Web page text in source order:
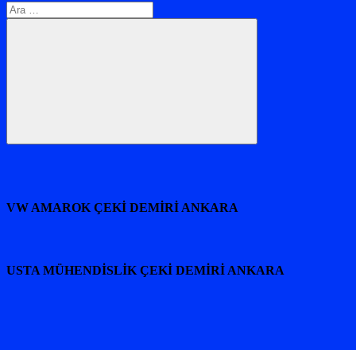
Arama:
Ara
VW AMAROK ÇEKİ DEMİRİ ANKARA
USTA MÜHENDİSLİK ÇEKİ DEMİRİ ANKARA